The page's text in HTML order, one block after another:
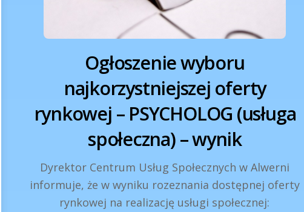
Ogłoszenie wyboru
najkorzystniejszej oferty
rynkowej – PSYCHOLOG (usługa
społeczna) – wynik
Dyrektor Centrum Usług Społecznych w Alwerni
informuje, że w wyniku rozeznania dostępnej oferty
rynkowej na realizację usługi społecznej: